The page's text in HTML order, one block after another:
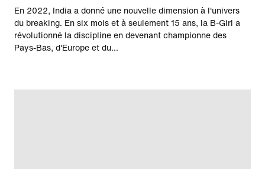
En 2022, India a donné une nouvelle dimension à l'univers
du breaking. En six mois et à seulement 15 ans, la B-Girl a
révolutionné la discipline en devenant championne des
Pays-Bas, d'Europe et du...